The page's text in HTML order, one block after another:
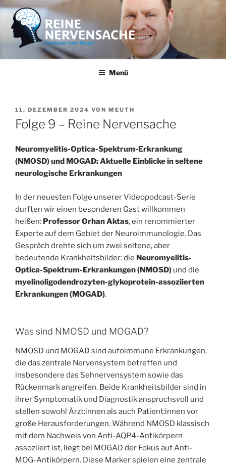
Zum
Inhalt
springen
REINE NERVENSACHE
Professor Sven Meuth
Menü
VERÖFFENTLICHT
AM
11. DEZEMBER 2024 VON MEUTH
Folge 9 – Reine Nervensache
Neuromyelitis-Optica-Spektrum-Erkrankung
(NMOSD) und MOGAD: Aktuelle Einblicke in seltene
neurologische Erkrankungen
In der neuesten Folge unserer Videopodcast-Serie
durften wir einen besonderen Gast willkommen
heißen: Professor Orhan Aktas, ein renommierter
Experte auf dem Gebiet der Neuroimmunologie. Das
Gespräch drehte sich um zwei seltene, aber
bedeutende Krankheitsbilder: die Neuromyelitis-
Optica-Spektrum-Erkrankungen (NMOSD) und die
myelinoligodendrozyten-glykoprotein-assoziierten
Erkrankungen (MOGAD).
Was sind NMOSD und MOGAD?
NMOSD und MOGAD sind autoimmune Erkrankungen,
die das zentrale Nervensystem betreffen und
insbesondere das Sehnervensystem sowie das
Rückenmark angreifen. Beide Krankheitsbilder sind in
ihrer Symptomatik und Diagnostik anspruchsvoll und
stellen sowohl Ärzt:innen als auch Patient:innen vor
große Herausforderungen. Während NMOSD klassisch
mit dem Nachweis von Anti-AQP4-Antikörpern
assoziiert ist, liegt bei MOGAD der Fokus auf Anti-
MOG-Antikörpern. Diese Marker spielen eine zentrale